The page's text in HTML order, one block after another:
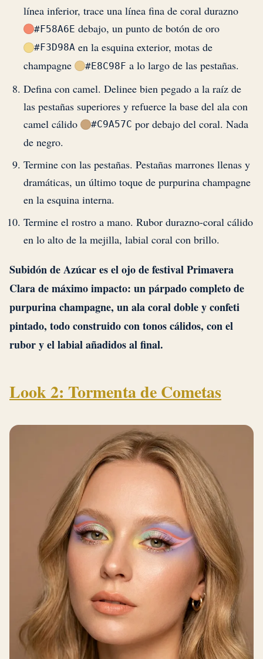
línea inferior, trace una línea fina de coral durazno
#F58A6E debajo, un punto de botón de oro
#F3D98A en la esquina exterior, motas de
champagne
#E8C98F a lo largo de las pestañas.
Defina con camel. Delinee bien pegado a la raíz de
las pestañas superiores y refuerce la base del ala con
camel cálido
#C9A57C por debajo del coral. Nada
de negro.
Termine con las pestañas. Pestañas marrones llenas y
dramáticas, un último toque de purpurina champagne
en la esquina interna.
Termine el rostro a mano. Rubor durazno-coral cálido
en lo alto de la mejilla, labial coral con brillo.
Subidón de Azúcar es el ojo de festival Primavera
Clara de máximo impacto: un párpado completo de
purpurina champagne, un ala coral doble y confeti
pintado, todo construido con tonos cálidos, con el
rubor y el labial añadidos al final.
Look 2: Tormenta de Cometas